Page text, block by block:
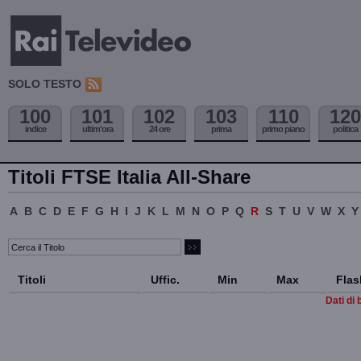
SOLO TESTO
100
indice
101
ultim'ora
102
24 ore
103
prima
110
primo piano
120
politica
Titoli FTSE Italia All-Share
A B C D E F G H I J K L M N O P Q R S T U V W X Y
Titoli Uffic. Min Max
Dati di